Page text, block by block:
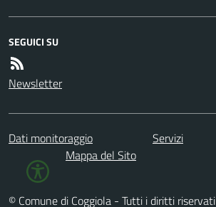
SEGUICI SU
Newsletter
Dati monitoraggio Servizi
Mappa del Sito
© Comune di Coggiola - Tutti i diritti riservati